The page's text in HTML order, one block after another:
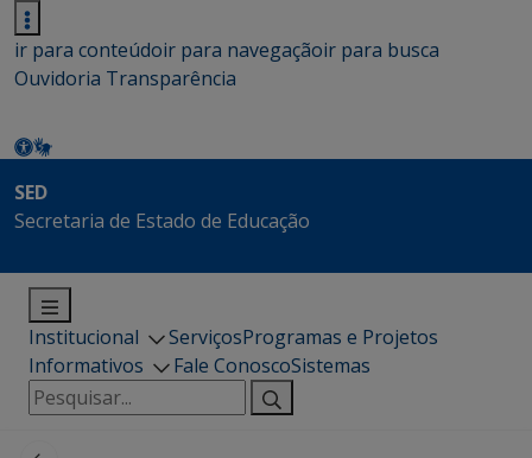
ir para conteúdoir para navegaçãoir para busca
Ouvidoria Transparência
SED
Secretaria de Estado de Educação
Institucional ServiçosProgramas e Projetos
Informativos
Fale ConoscoSistemas
Pesquisar
por: